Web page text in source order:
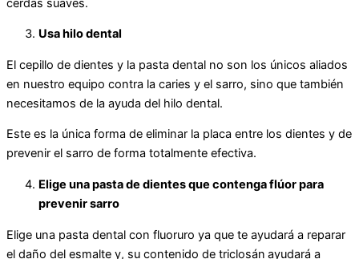
cerdas suaves.
Usa hilo dental
El cepillo de dientes y la pasta dental no son los únicos aliados
en nuestro equipo contra la caries y el sarro, sino que también
necesitamos de la ayuda del hilo dental.
Este es la única forma de eliminar la placa entre los dientes y de
prevenir el sarro de forma totalmente efectiva.
Elige una pasta de dientes que contenga flúor para
prevenir sarro
Elige una pasta dental con fluoruro ya que te ayudará a reparar
el daño del esmalte y, su contenido de triclosán ayudará a